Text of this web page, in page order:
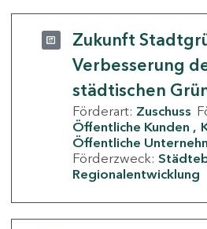
Zukunft
Verbesserung
städtischen
Förderart: Zuschuss
Öffentliche Kunden
Öffentliche
Förderzweck:
Regionalentwicklung